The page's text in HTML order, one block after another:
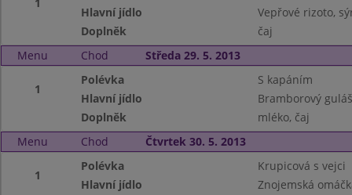
Hlavní jídlo
Vepřové rizoto,
Doplněk
čaj
Menu
Chod Středa 29. 5. 2013
1
Polévka
S kapáním
Hlavní jídlo
Bramborový
Doplněk
mléko, čaj
Menu
Chod Čtvrtek 30. 5. 2013
1
Polévka
Krupicová s vejci
Hlavní jídlo
Znojemská